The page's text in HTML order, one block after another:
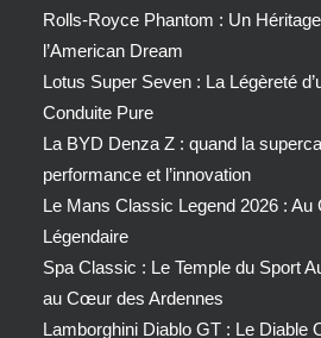
Rolls-Royce Phantom : Un
l’American Dream
Lotus Super Seven : La Légèreté
Conduite Pure
La BYD Denza Z : quand la
performance et l’innovation
Le Mans Classic Legend 2026 : Au
Légendaire
Spa Classic : Le Temple du Sport
au Cœur des Ardennes
Lamborghini Diablo GT : Le Diable